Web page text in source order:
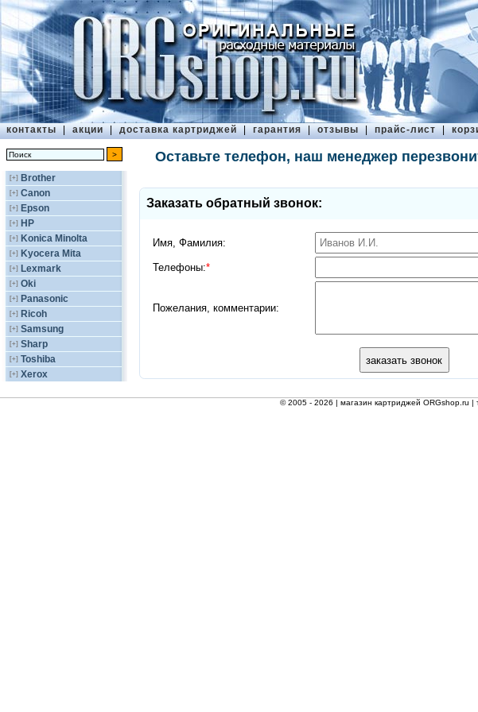
контакты | акции | доставка картриджей | гарантия | отзывы | прайс-лист |
[+] Brother
[+] Canon
[+] Epson
[+] HP
[+] Konica Minolta
[+] Kyocera Mita
[+] Lexmark
[+] Oki
[+] Panasonic
[+] Ricoh
[+] Samsung
[+] Sharp
[+] Toshiba
[+] Xerox
Оставьте телефон, наш менеджер
Заказать обратный звонок:
Имя, Фамилия
Телефоны
Пожелания, комментарии
© 2005 - 2026 | магазин картриджей ORGshop.ru |